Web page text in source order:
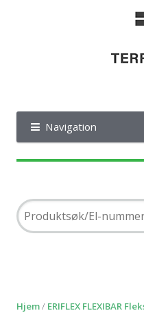
Navigation
Hjem/ ERIFLEX FLEXIBAR